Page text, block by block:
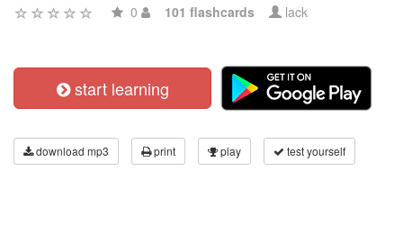
0 101 flashcards lack
start learning
download mp3 print play test yourself